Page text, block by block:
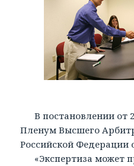
В постановлении от
Пленум Высшего
Российской Федерации
«Экспертиза может